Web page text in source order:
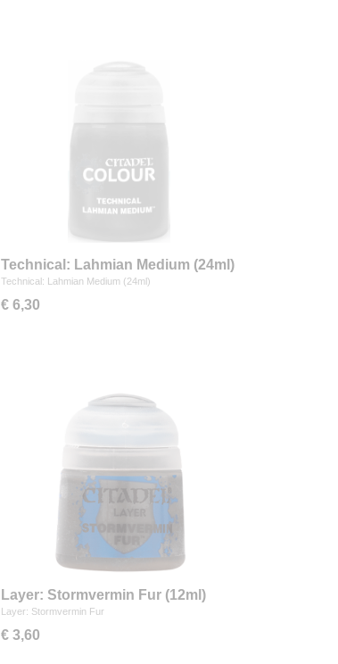
Technical: Lahmian Medium (24ml)
Technical: Lahmian Medium (24ml)
€ 6,30
Layer: Stormvermin Fur (12ml)
Layer: Stormvermin Fur
€ 3,60